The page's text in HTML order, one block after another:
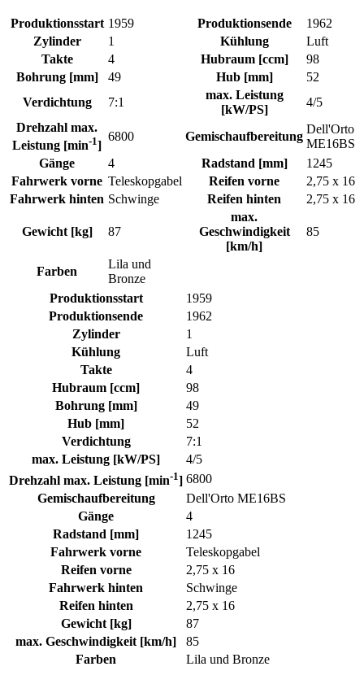
Produktionsstart 1959 Produktionsende
1962
Zylinder
1 Kühlung
Luft
Takte
4 Hubraum [ccm]
98
Bohrung [mm]
49 Hub [mm]
52
Verdichtung
7:1
max. Leistung
[kW/PS]
4/5
Drehzahl max.
Leistung [min-1]
6800 Gemischaufbereitung
Dell'Orto
ME16BS
Gänge
4 Radstand [mm]
1245
Fahrwerk vorne Teleskopgabel Reifen vorne
2,75 x 16
Fahrwerk hinten Schwinge Reifen hinten 2,75 x 16
Gewicht [kg] 87
max.
Geschwindigkeit
[km/h]
85
Farben
Lila und
Bronze
Produktionsstart
1959
Produktionsende
1962
Zylinder
1
Kühlung
Luft
Takte
4
Hubraum [ccm]
98
Bohrung [mm]
49
Hub [mm]
52
Verdichtung
7:1
max. Leistung [kW/PS]
4/5
Drehzahl max. Leistung [min-1] 6800
Gemischaufbereitung
Dell'Orto ME16BS
Gänge
4
Radstand [mm]
1245
Fahrwerk vorne
Teleskopgabel
Reifen vorne
2,75 x 16
Fahrwerk hinten
Schwinge
Reifen hinten
2,75 x 16
Gewicht [kg]
87
max. Geschwindigkeit [km/h]
85
Farben
Lila und Bronze